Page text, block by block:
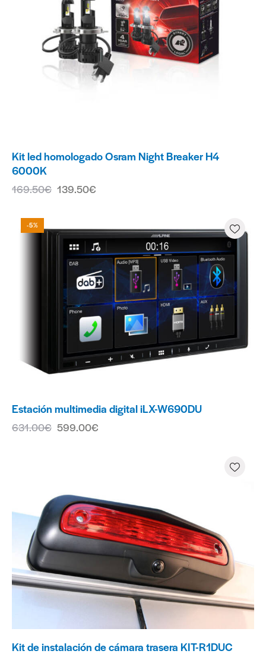
Kit led homologado Osram Night Breaker H4
6000K
169.50€ 139.50€
-5%
Estación multimedia digital iLX-W690DU
631.00€ 599.00€
Kit de instalación de cámara trasera KIT-R1DUC